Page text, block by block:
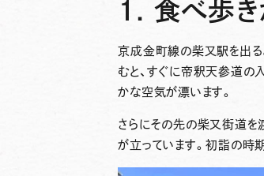
1. 食べ歩
京成金町線の柴又駅を出る
むと、すぐに帝釈天参道の
かな空気が漂います。
さらにその先の柴又街道を
が立っています。初詣の時